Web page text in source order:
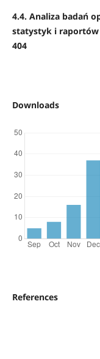
4.4. Analiza badań
statystyk i raportów
404
Downloads
References